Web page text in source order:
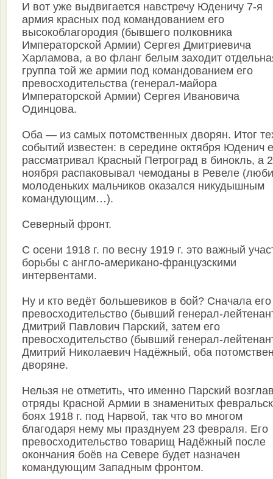
И вот уже выдвигается навстречу Юденичу 7-я
армия красных под командованием его
высокоблагородия (бывшего полковника
Императорской Армии) Сергея Дмитриевича
Харламова, а во фланг белым заходит
группа той же армии под командованием его
превосходительства (генерал-майора
Императорской Армии) Сергея Ивановича
Одинцова.
Оба — из самых потомственных дворян. Итог
событий известен: в середине октября Юденич
рассматривал Красный Петроград в бинокль, а
ноября распаковывал чемоданы в Ревеле
молоденьких мальчиков оказался никудышным
командующим…).
Северный фронт.
С осени 1918 г. по весну 1919 г. это важный
борьбы с англо-американо-французскими
интервентами.
Ну и кто ведёт большевиков в бой? Сначала его
превосходительство (бывший генерал-
Дмитрий Павлович Парский, затем его
превосходительство (бывший генерал-
Дмитрий Николаевич Надёжный, оба
дворяне.
Нельзя не отметить, что именно Парский
отряды Красной Армии в знаменитых
боях 1918 г. под Нарвой, так что во многом
благодаря нему мы празднуем 23 февраля. Его
превосходительство товарищ Надёжный после
окончания боёв на Севере будет назначен
командующим Западным фронтом.